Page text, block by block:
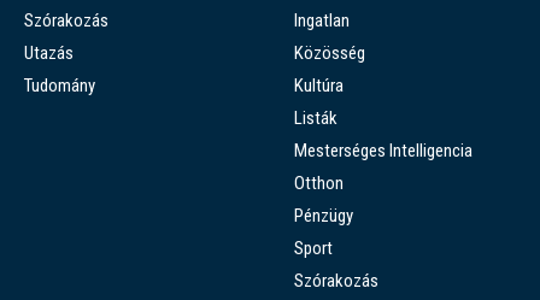
Szórakozás
Utazás
Tudomány
Ingatlan
Közösség
Kultúra
Listák
Mesterséges Intelligencia
Otthon
Pénzügy
Sport
Szórakozás